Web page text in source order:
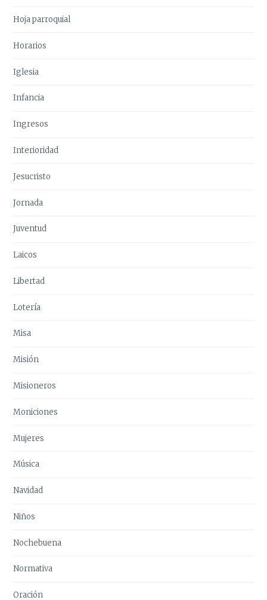
Hoja parroquial
Horarios
Iglesia
Infancia
Ingresos
Interioridad
Jesucristo
Jornada
Juventud
Laicos
Libertad
Lotería
Misa
Misión
Misioneros
Moniciones
Mujeres
Música
Navidad
Niños
Nochebuena
Normativa
Oración